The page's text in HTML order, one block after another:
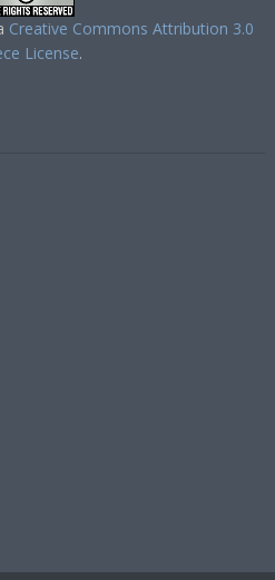
Creative Commons Attribution 3.0
License.